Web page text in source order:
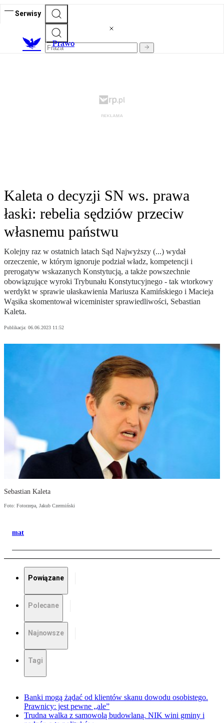
Serwisy
Prawo
Kaleta o decyzji SN ws. prawa
łaski: rebelia sędziów przeciw
własnemu państwu
Kolejny raz w ostatnich latach Sąd Najwyższy (...) wydał
orzeczenie, w którym ignoruje podział władz, kompetencji i
prerogatyw wskazanych Konstytucją, a także powszechnie
obowiązujące wyroki Trybunału Konstytucyjnego - tak wtorkowy
werdykt w sprawie ułaskawienia Mariusza Kamińskiego i Macieja
Wąsika skomentował wiceminister sprawiedliwości, Sebastian
Kaleta.
Publikacja: 06.06.2023 11:52
Sebastian Kaleta
Foto: Fotorzepa, Jakub Czermiński
mat
Powiązane
Polecane
Najnowsze
Tagi
Banki mogą żądać od klientów skanu dowodu osobistego.
Prawnicy: jest pewne „ale”
Trudna walka z samowolą budowlaną. NIK wini gminy i